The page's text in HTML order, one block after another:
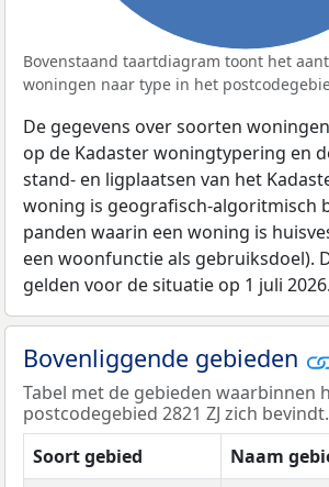
Bovenstaand taartdiagram toont het
woningen naar type in het
De gegevens over soorten
op de Kadaster woningtypering en
stand- en ligplaatsen van het
woning is geografisch-algoritmisch
panden waarin een woning is
een woonfunctie als gebruiksdoel).
gelden voor de situatie op 1 juli 2026.
Bovenliggende gebieden
Tabel met de gebieden waarbinnen
postcodegebied 2821 ZJ zich bevindt.
Soort gebied
Naam